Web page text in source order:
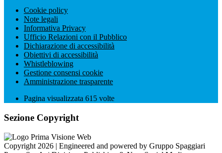
Cookie policy
Note legali
Informativa Privacy
Ufficio Relazioni con il Pubblico
Dichiarazione di accessibilità
Obiettivi di accessibilità
Whistleblowing
Gestione consensi cookie
Amministrazione trasparente
Pagina visualizzata 615 volte
Sezione Copyright
Copyright 2026 | Engineered and powered by Gruppo Spaggiari